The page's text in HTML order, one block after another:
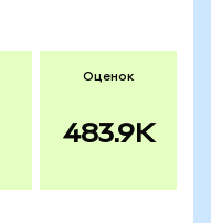
Оценок
483.9K